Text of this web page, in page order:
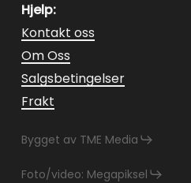
Hjelp:
Kontakt oss
Om Oss
Salgsbetingelser
Frakt
Bygget av TME Media
Foto/video: Megapiksel